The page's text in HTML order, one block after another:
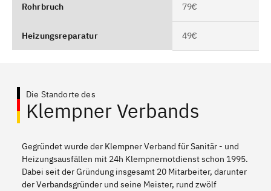
Rohrbruch 79€
Heizungsreparatur 49€
Die Standorte des
Klempner Verbands
Gegründet wurde der Klempner Verband für Sanitär - und
Heizungsausfällen mit 24h Klempnernotdienst schon 1995.
Dabei seit der Gründung insgesamt 20 Mitarbeiter, darunter
der Verbandsgründer und seine Meister, rund zwölf